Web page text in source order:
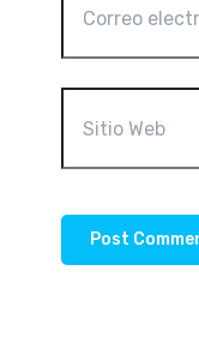
electrónico*
Web